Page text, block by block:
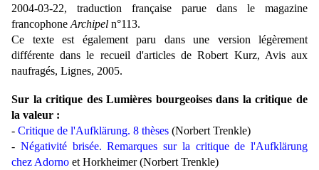
2004-03-22, traduction française parue dans le magazine
francophone Archipel n°113.
Ce texte est également paru dans une version légèrement
différente dans le recueil d'articles de Robert Kurz, Avis aux
naufragés, Lignes, 2005.
Sur la critique des Lumières bourgeoises dans la critique de
la valeur :
- Critique de l'Aufklärung. 8 thèses (Norbert Trenkle)
- Négativité brisée. Remarques sur la critique de l'Aufklärung
chez Adorno et Horkheimer (Norbert Trenkle)